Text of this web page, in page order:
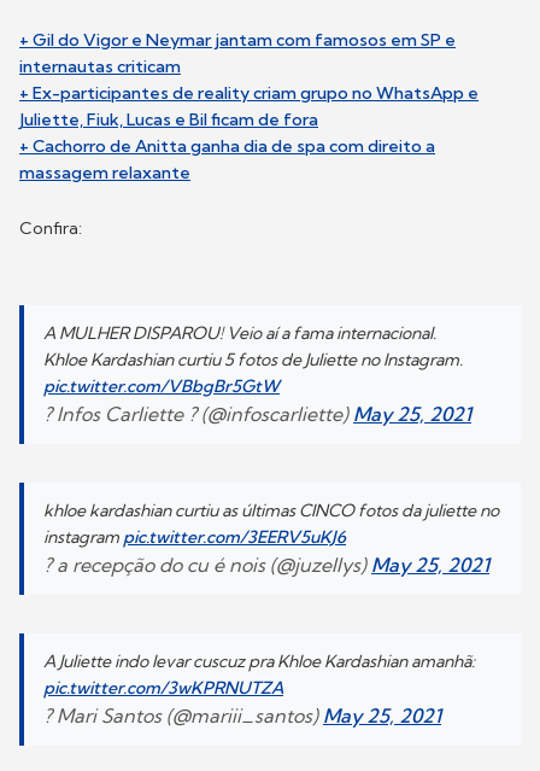
+ Gil do Vigor e Neymar jantam com famosos em SP e
internautas criticam
+ Ex-participantes de reality criam grupo no WhatsApp e
Juliette, Fiuk, Lucas e Bil ficam de fora
+ Cachorro de Anitta ganha dia de spa com direito a
massagem relaxante
Confira:
A MULHER DISPAROU! Veio aí a fama internacional.
Khloe Kardashian curtiu 5 fotos de Juliette no Instagram.
pic.twitter.com/VBbgBr5GtW
? Infos Carliette ? (@infoscarliette) May 25, 2021
khloe kardashian curtiu as últimas CINCO fotos da juliette no
instagram pic.twitter.com/3EERV5uKJ6
? a recepção do cu é nois (@juzellys) May 25, 2021
A Juliette indo levar cuscuz pra Khloe Kardashian amanhã:
pic.twitter.com/3wKPRNUTZA
? Mari Santos (@mariii_santos) May 25, 2021